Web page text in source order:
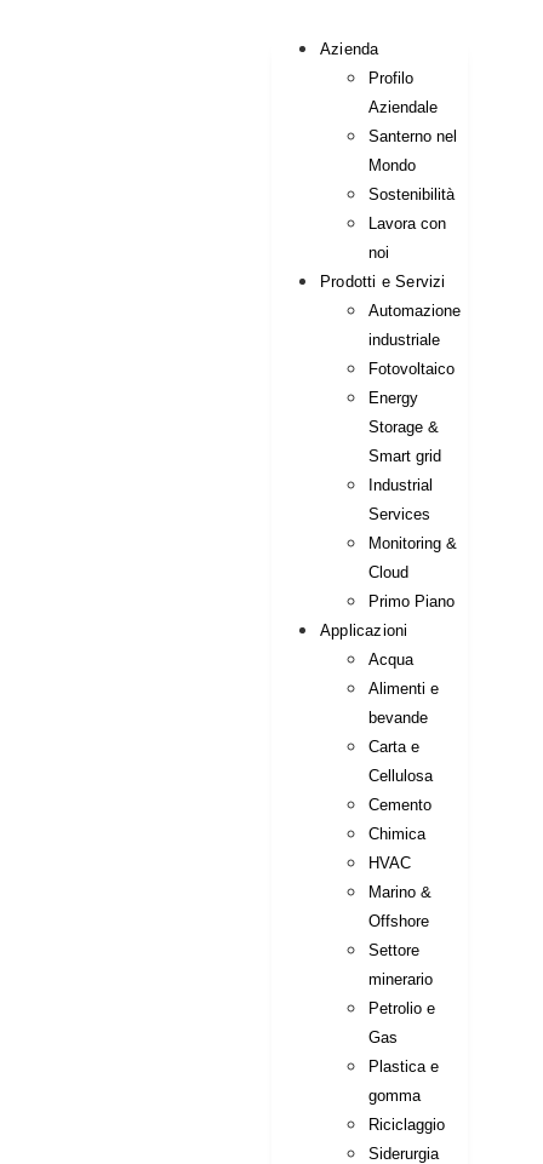
Azienda
Profilo
Aziendale
Santerno nel
Mondo
Sostenibilità
Lavora con
noi
Prodotti e Servizi
Automazione
industriale
Fotovoltaico
Energy
Storage &
Smart grid
Industrial
Services
Monitoring &
Cloud
Primo Piano
Applicazioni
Acqua
Alimenti e
bevande
Carta e
Cellulosa
Cemento
Chimica
HVAC
Marino &
Offshore
Settore
minerario
Petrolio e
Gas
Plastica e
gomma
Riciclaggio
Siderurgia